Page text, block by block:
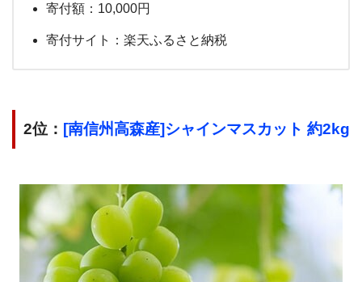
寄付額：10,000円
寄付サイト：楽天ふるさと納税
2位： [南信州高森産]シャインマスカット 約2kg